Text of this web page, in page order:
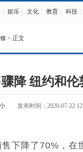
娱乐 文化 教育 科技
> 正文
降 纽约和
发布时间：2020-07-22
降了70%，在